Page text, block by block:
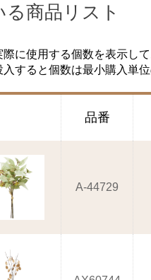
商品リスト
に使用する個数を表示して
すると個数は最小購入単位
品番
A-44729